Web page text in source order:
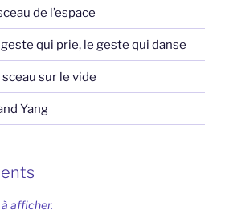
de l’espace
qui prie, le geste qui danse
sur le vide
Yang
afficher.